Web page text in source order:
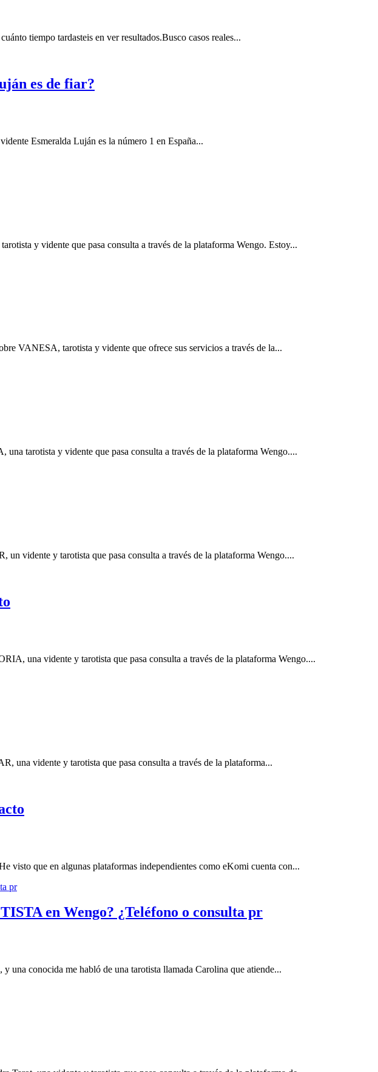
tiempo tardasteis en ver resultados.Busco casos reales...
es de fiar?
Esmeralda Luján es la número 1 en España...
y vidente que pasa consulta a través de la plataforma Wengo. Estoy...
VANESA, tarotista y vidente que ofrece sus servicios a través de la...
tarotista y vidente que pasa consulta a través de la plataforma Wengo....
vidente y tarotista que pasa consulta a través de la plataforma Wengo....
una vidente y tarotista que pasa consulta a través de la plataforma Wengo....
una vidente y tarotista que pasa consulta a través de la plataforma...
visto que en algunas plataformas independientes como eKomi cuenta con...
en Wengo? ¿Teléfono o consulta pr
una conocida me habló de una tarotista llamada Carolina que atiende...